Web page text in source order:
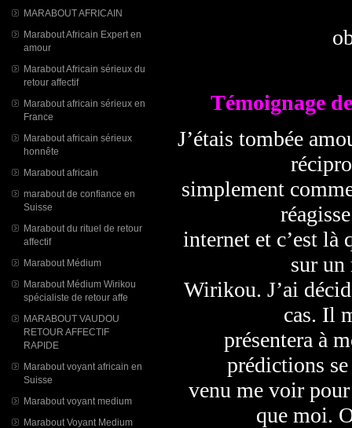
MARABOUT AFRICAIN
Marabout Africain Expert en
amour
Marabout Africain sérieux du
retour affectif
Marabout africain sérieux en
France
Marabout africain sérieux
honnête
Marabout africain
marabout de confiance en
Suisse
Marabout du rituel de retour
affectif
Marabout Médium
Marabout Médium Wirikou
spécialiste de retour affe
MARABOUT VAUDOU
RETOUR AFFECTIF
RAPIDE
Marabout voyant africain en
Suisse
Marabout voyant medium
Marabout Voyant Medium
Témoignage
J’étais tombée
simplement
internet et c’est là
sur un
Wirikou. J’ai
cas. Il
présentera à
prédictions
venu me voir
que moi.